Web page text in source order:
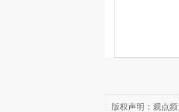
版权声明：观点